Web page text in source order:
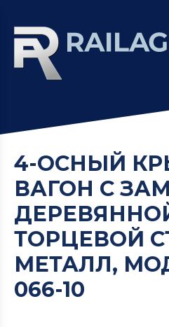
4-ОСНЫЙ
ВАГОН С
ТОРЦЕВОЙ
МЕТАЛЛ,
066-10